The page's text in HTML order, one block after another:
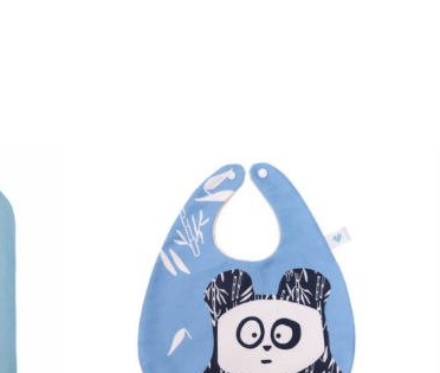
Select options